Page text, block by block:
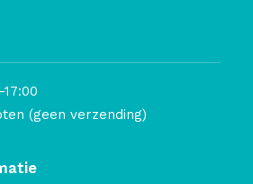
(geen verzending)